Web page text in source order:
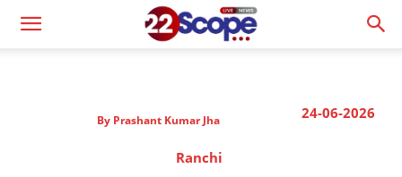
24-06-2026
By Prashant Kumar Jha
Ranchi